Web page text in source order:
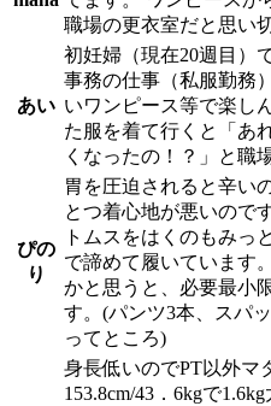
職場の更衣室だと思い
あい
初妊婦（現在20週目）
事務の仕事（私服勤務
いワンピース等で楽し
た服を着て行くと「あ
くなったの！？」と職
ぴの
り
胃を圧迫されると辛い
とつ着心地が悪いので
トムスをはくのもみっ
で諦めて履いています
かと思うと、必要最小
す。(パンツ3本、スパ
ってところ)
身長低いのでPT以外マ
153.8cm/43．6kgで